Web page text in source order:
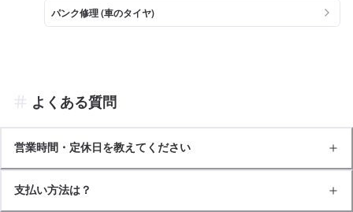
パンク修理 (車のタイヤ)
よくある質問
営業時間・定休日を教えてください
支払い方法は？